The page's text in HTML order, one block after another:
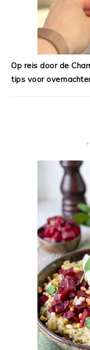
Op reis door de
tips voor